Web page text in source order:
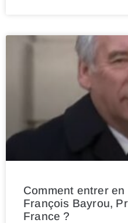
Comment entrer
François Bayrou,
France ?